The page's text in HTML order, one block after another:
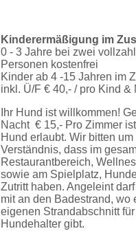
Kinderermäßigung im
0 - 3 Jahre bei zwei
Personen kostenfrei
Kinder ab 4 -15 Jahren im
inkl. Ü/F € 40,- / pro Kind &
Ihr Hund ist willkommen!
Nacht € 15,- Pro Zimmer
Hund erlaubt. Wir bitten um
Verständnis, dass im
Restaurantbereich,
sowie am Spielplatz,
Zutritt haben. Angeleint
mit an den Badestrand, wo
eigenen Strandabschnitt für
Hundehalter gibt.